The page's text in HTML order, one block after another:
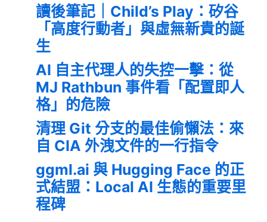
讀後筆記｜Child’s Play：矽谷
「高度行動者」與虛無新貴的誕
生
AI 自主代理人的失控一擊：從
MJ Rathbun 事件看「配置即人
格」的危險
清理 Git 分支的最佳偷懶法：來
自 CIA 外洩文件的一行指令
ggml.ai 與 Hugging Face 的正
式結盟：Local AI 生態的重要里
程碑